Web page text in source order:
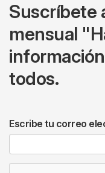
Suscríbete
mensual
todos.
Escribe tu correo